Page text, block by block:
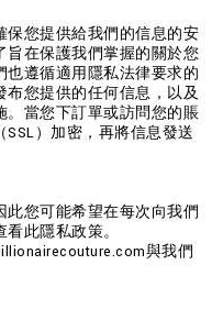
保您提供給我們的信息的安
旨在保護我們掌握的關於您
遵循適用隱私法律要求的
布您提供的任何信息，以及
。當您下訂單或訪問您的賬
）加密，再將信息發送
您可能希望在每次向我們
此隱私政策。
與我們